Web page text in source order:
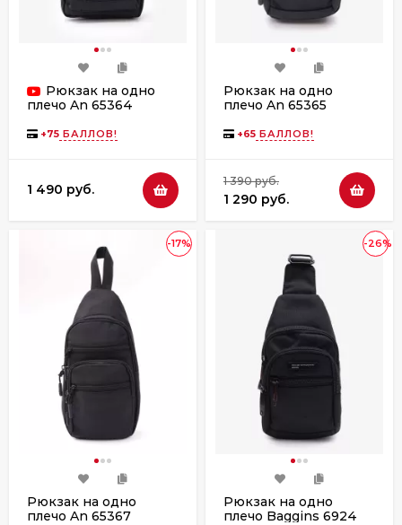
Рюкзак на одно
плечо An 65364
+75 БАЛЛОВ!
1 490 руб.
Рюкзак на одно
плечо An 65365
+65 БАЛЛОВ!
1 390 руб.
1 290 руб.
-17%
Рюкзак на одно
плечо An 65367
-26%
Рюкзак на одно
плечо Baggins 6924